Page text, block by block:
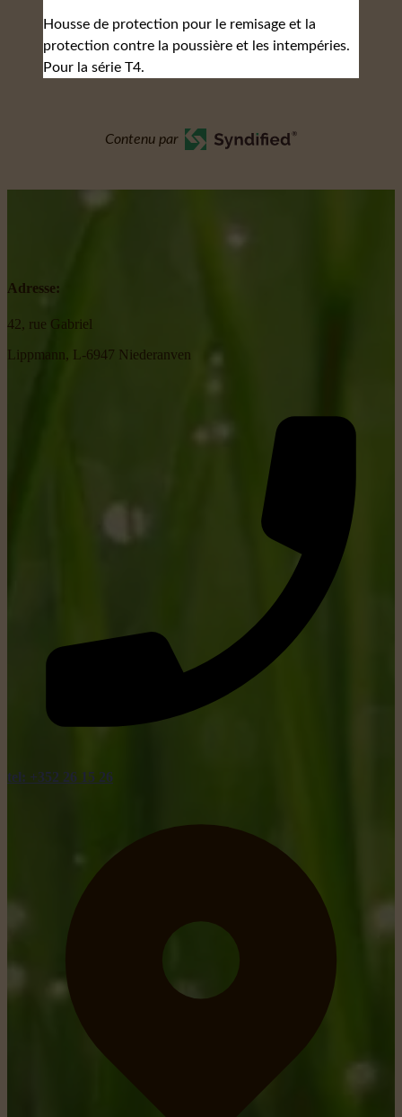
Housse de protection pour le remisage et la
protection contre la poussière et les intempéries.
Pour la série T4.
Contenu par
Adresse:
42, rue Gabriel
Lippmann, L-6947 Niederanven
tel: +352 26 15 26